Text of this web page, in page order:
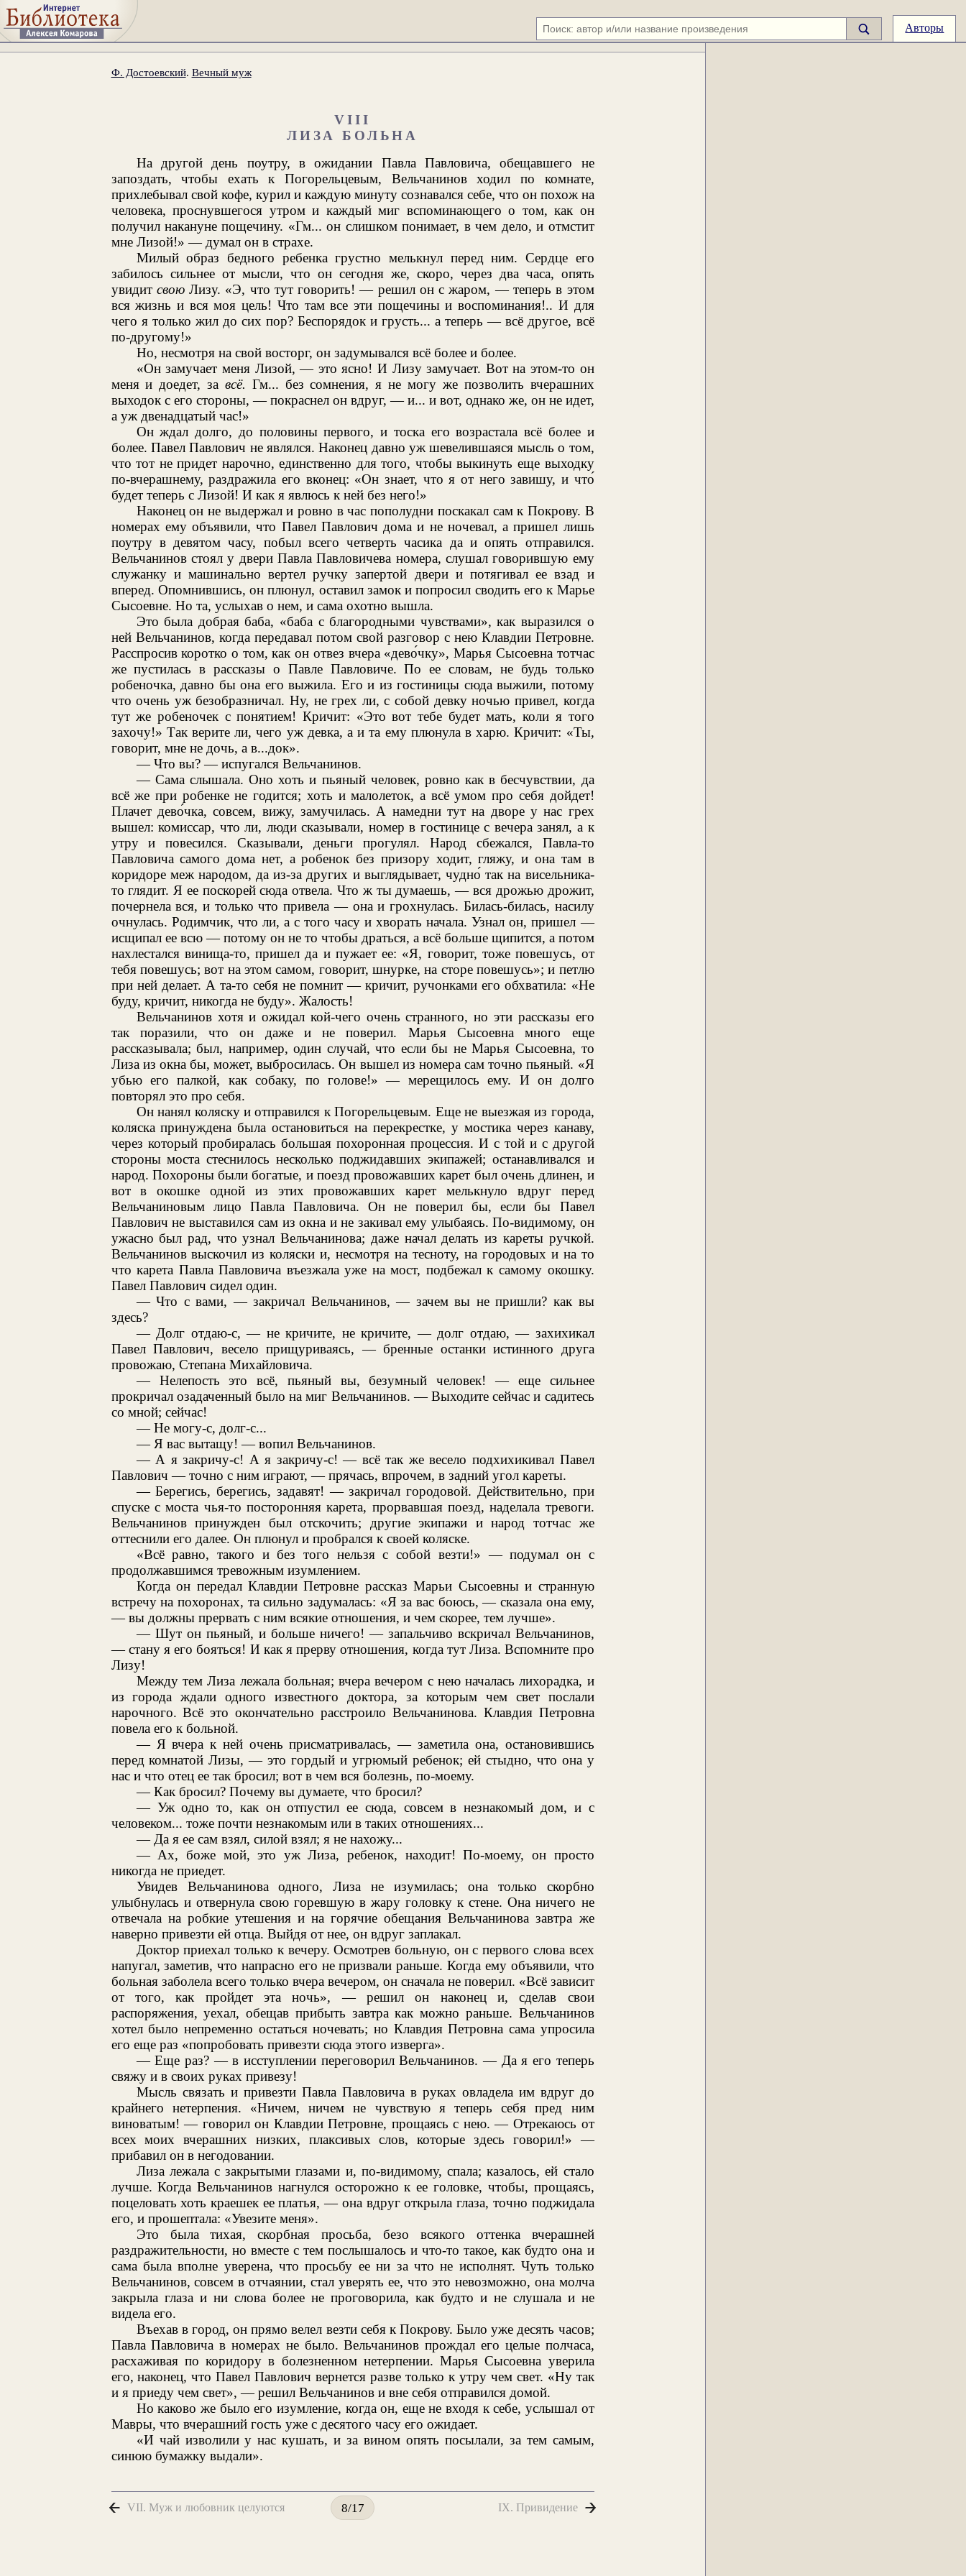
Авторы
Ф. Достоевский. Вечный муж
VIII
ЛИЗА БОЛЬНА
На другой день поутру, в ожидании Павла Павловича, обещавшего не
запоздать, чтобы ехать к Погорельцевым, Вельчанинов ходил по комнате,
прихлебывал свой кофе, курил и каждую минуту сознавался себе, что он похож на
человека, проснувшегося утром и каждый миг вспоминающего о том, как он
получил накануне пощечину. «Гм... он слишком понимает, в чем дело, и отмстит
мне Лизой!» — думал он в страхе.
Милый образ бедного ребенка грустно мелькнул перед ним. Сердце его
забилось сильнее от мысли, что он сегодня же, скоро, через два часа, опять
увидит своюЛизу. «Э, что тут говорить! — решил он с жаром, — теперь в этом
вся жизнь и вся моя цель! Что там все эти пощечины и воспоминания!.. И для
чего я только жил до сих пор? Беспорядок и грусть... а теперь — всё другое, всё
по-другому!»
Но, несмотря на свой восторг, он задумывался всё более и более.
«Он замучает меня Лизой, — это ясно! И Лизу замучает. Вот на этом-то он
меня и доедет, за всё. Гм... без сомнения, я не могу же позволить вчерашних
выходок с его стороны, — покраснел он вдруг, — и... и вот, однако же, он не идет,
а уж двенадцатый час!»
Он ждал долго, до половины первого, и тоска его возрастала всё более и
более. Павел Павлович не являлся. Наконец давно уж шевелившаяся мысль о том,
что тот не придет нарочно, единственно для того, чтобы выкинуть еще выходку
по-вчерашнему, раздражила его вконец: «Он знает, что я от него завишу, и что́
будет теперь с Лизой! И как я явлюсь к ней без него!»
Наконец он не выдержал и ровно в час пополудни поскакал сам к Покрову. В
номерах ему объявили, что Павел Павлович дома и не ночевал, а пришел лишь
поутру в девятом часу, побыл всего четверть часика да и опять отправился.
Вельчанинов стоял у двери Павла Павловичева номера, слушал говорившую ему
служанку и машинально вертел ручку запертой двери и потягивал ее взад и
вперед. Опомнившись, он плюнул, оставил замок и попросил сводить его к Марье
Сысоевне. Но та, услыхав о нем, и сама охотно вышла.
Это была добрая баба, «баба с благородными чувствами», как выразился о
ней Вельчанинов, когда передавал потом свой разговор с нею Клавдии Петровне.
Расспросив коротко о том, как он отвез вчера «дево́чку», Марья Сысоевна тотчас
же пустилась в рассказы о Павле Павловиче. По ее словам, не будь только
робеночка, давно бы она его выжила. Его и из гостиницы сюда выжили, потому
что очень уж безобразничал. Ну, не грех ли, с собой девку ночью привел, когда
тут же робеночек с понятием! Кричит: «Это вот тебе будет мать, коли я того
захочу!» Так верите ли, чего уж девка, а и та ему плюнула в харю. Кричит: «Ты,
говорит, мне не дочь, а в...док».
— Что вы? — испугался Вельчанинов.
— Сама слышала. Оно хоть и пьяный человек, ровно как в бесчувствии, да
всё же при робенке не годится; хоть и малолеток, а всё умом про себя дойдет!
Плачет дево́чка, совсем, вижу, замучилась. А намедни тут на дворе у нас грех
вышел: комиссар, что ли, люди сказывали, номер в гостинице с вечера занял, а к
утру и повесился. Сказывали, деньги прогулял. Народ сбежался, Павла-то
Павловича самого дома нет, а робенок без призору ходит, гляжу, и она там в
коридоре меж народом, да из-за других и выглядывает, чудно́ так на висельника-
то глядит. Я ее поскорей сюда отвела. Что ж ты думаешь, — вся дрожью дрожит,
почернела вся, и только что привела — она и грохнулась. Билась-билась, насилу
очнулась. Родимчик, что ли, а с того часу и хворать начала. Узнал он, пришел —
исщипал ее всю — потому он не то чтобы драться, а всё больше щипится, а потом
нахлестался винища-то, пришел да и пужает ее: «Я, говорит, тоже повешусь, от
тебя повешусь; вот на этом самом, говорит, шнурке, на сторе повешусь»; и петлю
при ней делает. А та-то себя не помнит — кричит, ручонками его обхватила: «Не
буду, кричит, никогда не буду». Жалость!
Вельчанинов хотя и ожидал кой-чего очень странного, но эти рассказы его
так поразили, что он даже и не поверил. Марья Сысоевна много еще
рассказывала; был, например, один случай, что если бы не Марья Сысоевна, то
Лиза из окна бы, может, выбросилась. Он вышел из номера сам точно пьяный. «Я
убью его палкой, как собаку, по голове!» — мерещилось ему. И он долго
повторял это про себя.
Он нанял коляску и отправился к Погорельцевым. Еще не выезжая из города,
коляска принуждена была остановиться на перекрестке, у мостика через канаву,
через который пробиралась большая похоронная процессия. И с той и с другой
стороны моста стеснилось несколько поджидавших экипажей; останавливался и
народ. Похороны были богатые, и поезд провожавших карет был очень длинен, и
вот в окошке одной из этих провожавших карет мелькнуло вдруг перед
Вельчаниновым лицо Павла Павловича. Он не поверил бы, если бы Павел
Павлович не выставился сам из окна и не закивал ему улыбаясь. По-видимому, он
ужасно был рад, что узнал Вельчанинова; даже начал делать из кареты ручкой.
Вельчанинов выскочил из коляски и, несмотря на тесноту, на городовых и на то
что карета Павла Павловича въезжала уже на мост, подбежал к самому окошку.
Павел Павлович сидел один.
— Что с вами, — закричал Вельчанинов, — зачем вы не пришли? как вы
здесь?
— Долг отдаю-с, — не кричите, не кричите, — долг отдаю, — захихикал
Павел Павлович, весело прищуриваясь, — бренные останки истинного друга
провожаю, Степана Михайловича.
— Нелепость это всё, пьяный вы, безумный человек! — еще сильнее
прокричал озадаченный было на миг Вельчанинов. — Выходите сейчас и садитесь
со мной; сейчас!
— Не могу-с, долг-с...
— Я вас вытащу! — вопил Вельчанинов.
— А я закричу-с! А я закричу-с! — всё так же весело подхихикивал Павел
Павлович — точно с ним играют, — прячась, впрочем, в задний угол кареты.
— Берегись, берегись, задавят! — закричал городовой. Действительно, при
спуске с моста чья-то посторонняя карета, прорвавшая поезд, наделала тревоги.
Вельчанинов принужден был отскочить; другие экипажи и народ тотчас же
оттеснили его далее. Он плюнул и пробрался к своей коляске.
«Всё равно, такого и без того нельзя с собой везти!» — подумал он с
продолжавшимся тревожным изумлением.
Когда он передал Клавдии Петровне рассказ Марьи Сысоевны и странную
встречу на похоронах, та сильно задумалась: «Я за вас боюсь, — сказала она ему,
— вы должны прервать с ним всякие отношения, и чем скорее, тем лучше».
— Шут он пьяный, и больше ничего! — запальчиво вскричал Вельчанинов,
— стану я его бояться! И как я прерву отношения, когда тут Лиза. Вспомните про
Лизу!
Между тем Лиза лежала больная; вчера вечером с нею началась лихорадка, и
из города ждали одного известного доктора, за которым чем свет послали
нарочного. Всё это окончательно расстроило Вельчанинова. Клавдия Петровна
повела его к больной.
— Я вчера к ней очень присматривалась, — заметила она, остановившись
перед комнатой Лизы, — это гордый и угрюмый ребенок; ей стыдно, что она у
нас и что отец ее так бросил; вот в чем вся болезнь, по-моему.
— Как бросил? Почему вы думаете, что бросил?
— Уж одно то, как он отпустил ее сюда, совсем в незнакомый дом, и с
человеком... тоже почти незнакомым или в таких отношениях...
— Да я ее сам взял, силой взял; я не нахожу...
— Ах, боже мой, это уж Лиза, ребенок, находит! По-моему, он просто
никогда не приедет.
Увидев Вельчанинова одного, Лиза не изумилась; она только скорбно
улыбнулась и отвернула свою горевшую в жару головку к стене. Она ничего не
отвечала на робкие утешения и на горячие обещания Вельчанинова завтра же
наверно привезти ей отца. Выйдя от нее, он вдруг заплакал.
Доктор приехал только к вечеру. Осмотрев больную, он с первого слова всех
напугал, заметив, что напрасно его не призвали раньше. Когда ему объявили, что
больная заболела всего только вчера вечером, он сначала не поверил. «Всё зависит
от того, как пройдет эта ночь», — решил он наконец и, сделав свои
распоряжения, уехал, обещав прибыть завтра как можно раньше. Вельчанинов
хотел было непременно остаться ночевать; но Клавдия Петровна сама упросила
его еще раз «попробовать привезти сюда этого изверга».
— Еще раз? — в исступлении переговорил Вельчанинов. — Да я его теперь
свяжу и в своих руках привезу!
Мысль связать и привезти Павла Павловича в руках овладела им вдруг до
крайнего нетерпения. «Ничем, ничем не чувствую я теперь себя пред ним
виноватым! — говорил он Клавдии Петровне, прощаясь с нею. — Отрекаюсь от
всех моих вчерашних низких, плаксивых слов, которые здесь говорил!» —
прибавил он в негодовании.
Лиза лежала с закрытыми глазами и, по-видимому, спала; казалось, ей стало
лучше. Когда Вельчанинов нагнулся осторожно к ее головке, чтобы, прощаясь,
поцеловать хоть краешек ее платья, — она вдруг открыла глаза, точно поджидала
его, и прошептала: «Увезите меня».
Это была тихая, скорбная просьба, безо всякого оттенка вчерашней
раздражительности, но вместе с тем послышалось и что-то такое, как будто она и
сама была вполне уверена, что просьбу ее ни за что не исполнят. Чуть только
Вельчанинов, совсем в отчаянии, стал уверять ее, что это невозможно, она молча
закрыла глаза и ни слова более не проговорила, как будто и не слушала и не
видела его.
Въехав в город, он прямо велел везти себя к Покрову. Было уже десять часов;
Павла Павловича в номерах не было. Вельчанинов прождал его целые полчаса,
расхаживая по коридору в болезненном нетерпении. Марья Сысоевна уверила
его, наконец, что Павел Павлович вернется разве только к утру чем свет. «Ну так
и я приеду чем свет», — решил Вельчанинов и вне себя отправился домой.
Но каково же было его изумление, когда он, еще не входя к себе, услышал от
Мавры, что вчерашний гость уже с десятого часу его ожидает.
«И чай изволили у нас кушать, и за вином опять посылали, за тем самым,
синюю бумажку выдали».
VII. Муж и любовник целуются 8/17 IX. Привидение